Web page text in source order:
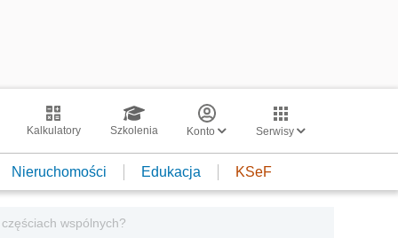
Kalkulatory Szkolenia Konto Serwisy
Nieruchomości Edukacja KSeF
wspólnych?